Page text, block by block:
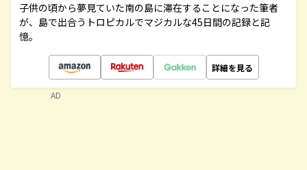
子供の頃から夢見ていた南の島に滞在することになった筆者
が、島で出合うトロピカルでマジカルな45日間の記録と記
憶。
詳細を見る
AD